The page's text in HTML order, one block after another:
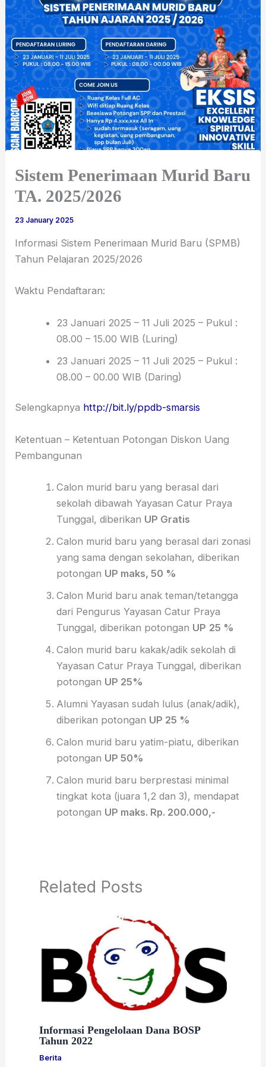
Sistem Penerimaan Murid Baru
TA. 2025/2026
23 January 2025
Informasi Sistem Penerimaan Murid Baru (SPMB)
Tahun Pelajaran 2025/2026
Waktu Pendaftaran:
23 Januari 2025 – 11 Juli 2025 – Pukul :
08.00 – 15.00 WIB (Luring)
23 Januari 2025 – 11 Juli 2025 – Pukul :
08.00 – 00.00 WIB (Daring)
Selengkapnya http://bit.ly/ppdb-smarsis
Ketentuan – Ketentuan Potongan Diskon Uang
Pembangunan
Calon murid baru yang berasal dari
sekolah dibawah Yayasan Catur Praya
Tunggal, diberikan UP Gratis
Calon murid baru yang berasal dari zonasi
yang sama dengan sekolahan, diberikan
potongan UP maks, 50 %
Calon Murid baru anak teman/tetangga
dari Pengurus Yayasan Catur Praya
Tunggal, diberikan potongan UP 25 %
Calon murid baru kakak/adik sekolah di
Yayasan Catur Praya Tunggal, diberikan
potongan UP 25%
Alumni Yayasan sudah lulus (anak/adik),
diberikan potongan UP 25 %
Calon murid baru yatim-piatu, diberikan
potongan UP 50%
Calon murid baru berprestasi minimal
tingkat kota (juara 1,2 dan 3), mendapat
potongan UP maks. Rp. 200.000,-
Related Posts
Informasi Pengelolaan Dana BOSP
Tahun 2022
Berita